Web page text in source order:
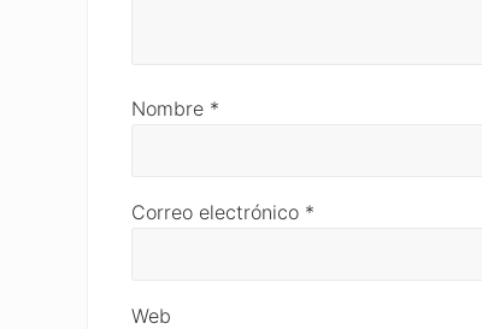
Nombre *
Correo electrónico *
Web